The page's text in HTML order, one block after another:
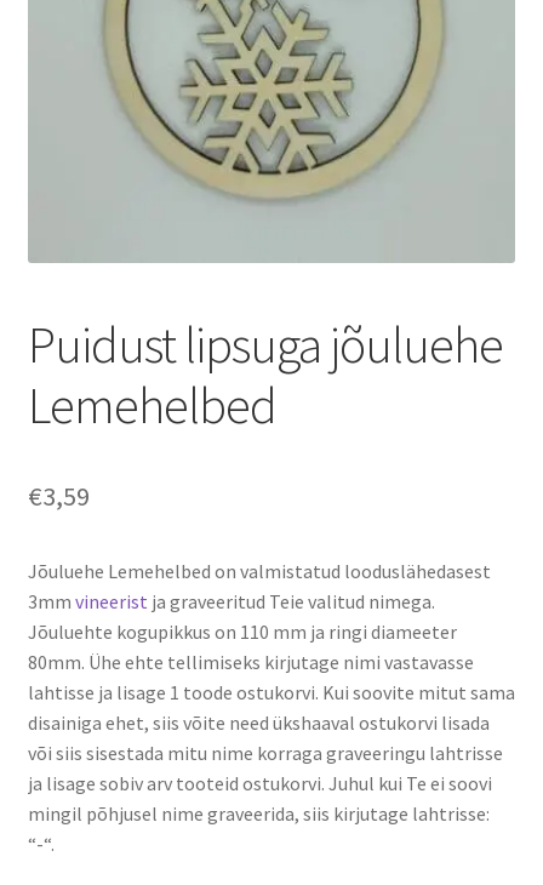
Puidust lipsuga jõuluehe
Lemehelbed
€3,59
Jõuluehe Lemehelbed on valmistatud looduslähedasest
3mm vineerist ja graveeritud Teie valitud nimega.
Jõuluehte kogupikkus on 110 mm ja ringi diameeter
80mm. Ühe ehte tellimiseks kirjutage nimi vastavasse
lahtisse ja lisage 1 toode ostukorvi. Kui soovite mitut sama
disainiga ehet, siis võite need ükshaaval ostukorvi lisada
või siis sisestada mitu nime korraga graveeringu lahtrisse
ja lisage sobiv arv tooteid ostukorvi. Juhul kui Te ei soovi
mingil põhjusel nime graveerida, siis kirjutage lahtrisse:
“-“.